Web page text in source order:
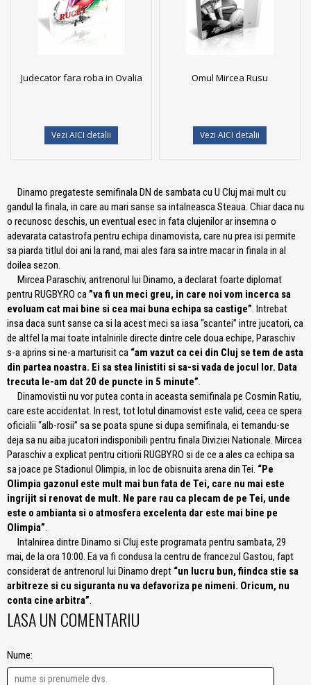
Judecator fara roba in Ovalia
Vezi AICI detalii
Omul Mircea Rusu
Vezi AICI detalii
Dinamo pregateste semifinala DN de sambata cu U Cluj mai mult cu
gandul la finala, in care au mari sanse sa intalneasca Steaua. Chiar daca nu
o recunosc deschis, un eventual esec in fata clujenilor ar insemna o
adevarata catastrofa pentru echipa dinamovista, care nu prea isi permite
sa piarda titlul doi ani la rand, mai ales fara sa intre macar in finala in al
doilea sezon.
Mircea Paraschiv, antrenorul lui Dinamo, a declarat foarte diplomat
pentru RUGBY.RO ca”va fi un meci greu, in care noi vom incerca sa
evoluam cat mai bine si cea mai buna echipa sa castige”. Intrebat
insa daca sunt sanse ca si la acest meci sa iasa “scantei” intre jucatori, ca
de altfel la mai toate intalnirile directe dintre cele doua echipe, Paraschiv
s-a aprins si ne-a marturisit ca “am vazut ca cei din Cluj se tem de asta
din partea noastra. Ei sa stea linistiti si sa-si vada de jocul lor. Data
trecuta le-am dat 20 de puncte in 5 minute”.
Dinamovistii nu vor putea conta in aceasta semifinala pe Cosmin Ratiu,
care este accidentat. In rest, tot lotul dinamovist este valid, ceea ce spera
oficialii “alb-rosii” sa se poata spune si dupa semifinala, ei temandu-se
deja sa nu aiba jucatori indisponibili pentru finala Diviziei Nationale. Mircea
Paraschiv a explicat pentru citiorii RUGBY.RO si de ce a ales ca echipa sa
sa joace pe Stadionul Olimpia, in loc de obisnuita arena din Tei. “Pe
Olimpia gazonul este mult mai bun fata de Tei, care nu mai este
ingrijit si renovat de mult. Ne pare rau ca plecam de pe Tei, unde
este o ambianta si o atmosfera excelenta dar este mai bine pe
Olimpia”.
Intalnirea dintre Dinamo si Cluj este programata pentru sambata, 29
mai, de la ora 10:00. Ea va fi condusa la centru de francezul Gastou, fapt
considerat de antrenorul lui Dinamo drept “un lucru bun, fiindca stie sa
arbitreze si cu siguranta nu va defavoriza pe nimeni. Oricum, nu
conta cine arbitra”.
LASA UN COMENTARIU
Nume: